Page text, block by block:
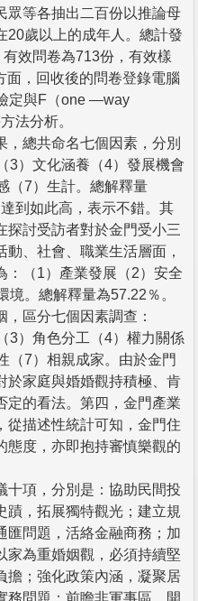
眾等各抽出二百份以推論母
20歲以上的成年人。總計發
效問卷為713份，有效樣
面，回收後的問卷登錄電腦
定與F（one —way
法分析。
總共命名七個因素，分別
3）文化涵養（4）發展機會
（7）生計。總解釋量
到如此高，表示不錯。其
探討受訪者對於金門受小三
、社會、職業生活層面，
：（1）產業發展（2）安全
。總解釋量為57.22％。
區分七個因素調查：
3）角色分工（4）權力關係
（7）相親成家。由於金門
於家庭與婚婚觀持積極、肯
定的看法。第四，金門產業
從描述性統計可知，金門住
態度，亦即抱持審慎樂觀的
十項，分別是：協助民間投
蹟，拓展獨特觀光；建立規
匯問題，活絡金融商務；加
家為重婚姻觀，必須持續堅
擔；強化政策內涵，凝聚居
務問題；前瞻非軍事區，開